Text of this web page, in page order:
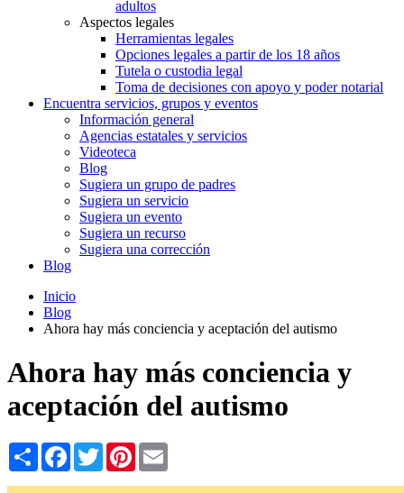
adultos
Aspectos legales
Herramientas legales
Opciones legales a partir de los 18 años
Tutela o custodia legal
Toma de decisiones con apoyo y poder notarial
Encuentra servicios, grupos y eventos
Información general
Agencias estatales y servicios
Videoteca
Blog
Sugiera un grupo de padres
Sugiera un servicio
Sugiera un evento
Sugiera un recurso
Sugiera una corrección
Blog
Inicio
Blog
Ahora hay más conciencia y aceptación del autismo
Ahora hay más conciencia y
aceptación del autismo
Share Facebook
TwitterPinterest